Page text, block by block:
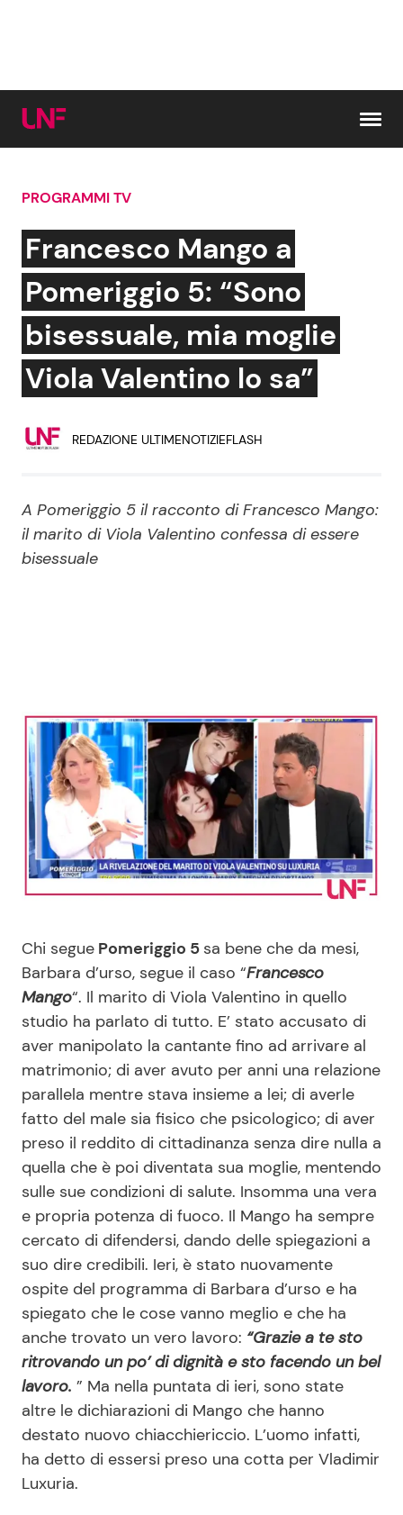
Cerca:
News e Cronaca
Attualità Italiana
Dal Mondo
Politica
Gossip e TV
Bellezze VIP
Coppie VIP
Reality e Talent
News Musica
News Spettacolo
Benessere
Casa
Mondo Mamma
News benessere
Salute
Viaggi e Turismo
Festività
Cucina e Ricette
Consigli di Cucina
Le Ricette in TV
Primi Piatti
Ricette Facili e Veloci
Ricette Feste
Ricette per Bambini
Seguici
Info
Chi siamo
Disclaimer e Privacy
Redazione
PROGRAMMI TV
Francesco Mango a
Pomeriggio 5: “Sono
bisessuale, mia moglie
Viola Valentino lo sa”
REDAZIONE ULTIMENOTIZIEFLASH
A Pomeriggio 5 il racconto di Francesco Mango:
il marito di Viola Valentino confessa di essere
bisessuale
Chi segue Pomeriggio 5 sa bene che da mesi,
Barbara d’urso, segue il caso “Francesco
Mango“. Il marito di Viola Valentino in quello
studio ha parlato di tutto. E’ stato accusato di
aver manipolato la cantante fino ad arrivare al
matrimonio; di aver avuto per anni una relazione
parallela mentre stava insieme a lei; di averle
fatto del male sia fisico che psicologico; di aver
preso il reddito di cittadinanza senza dire nulla a
quella che è poi diventata sua moglie, mentendo
sulle sue condizioni di salute. Insomma una vera
e propria potenza di fuoco. Il Mango ha sempre
cercato di difendersi, dando delle spiegazioni a
suo dire credibili. Ieri, è stato nuovamente
ospite del programma di Barbara d’urso e ha
spiegato che le cose vanno meglio e che ha
anche trovato un vero lavoro: “Grazie a te sto
ritrovando un po’ di dignità e sto facendo un bel
lavoro. ” Ma nella puntata di ieri, sono state
altre le dichiarazioni di Mango che hanno
destato nuovo chiacchiericcio. L’uomo infatti,
ha detto di essersi preso una cotta per Vladimir
Luxuria.